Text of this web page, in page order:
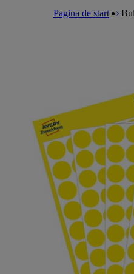
Pagina de start